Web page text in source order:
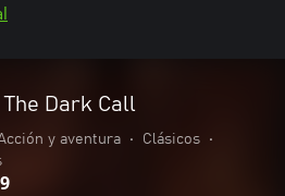
Dark Call
y aventura • Clásicos
•